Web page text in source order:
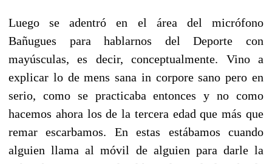
Luego se adentró en el área del micrófono
Bañugues para hablarnos del Deporte con
mayúsculas, es decir, conceptualmente. Vino a
explicar lo de mens sana in corpore sano pero en
serio, como se practicaba entonces y no como
hacemos ahora los de la tercera edad que más que
remar escarbamos. En estas estábamos cuando
alguien llama al móvil de alguien para darle la